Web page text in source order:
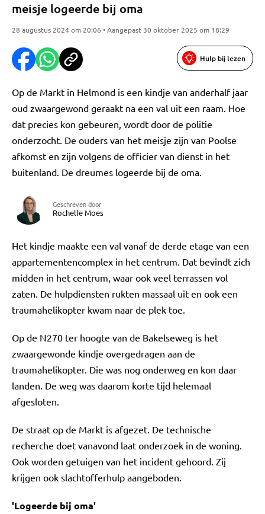
meisje logeerde bij oma
28 augustus 2024 om 20:06 • Aangepast 30 oktober 2025 om 18:29
Hulp bij lezen
Op de Markt in Helmond is een kindje van anderhalf jaar
oud zwaargewond geraakt na een val uit een raam. Hoe
dat precies kon gebeuren, wordt door de politie
onderzocht. De ouders van het meisje zijn van Poolse
afkomst en zijn volgens de officier van dienst in het
buitenland. De dreumes logeerde bij de oma.
Geschreven door
Rochelle Moes
Het kindje maakte een val vanaf de derde etage van een
appartementencomplex in het centrum. Dat bevindt zich
midden in het centrum, waar ook veel terrassen vol
zaten. De hulpdiensten rukten massaal uit en ook een
traumahelikopter kwam naar de plek toe.
Op de N270 ter hoogte van de Bakelseweg is het
zwaargewonde kindje overgedragen aan de
traumahelikopter. Die was nog onderweg en kon daar
landen. De weg was daarom korte tijd helemaal
afgesloten.
De straat op de Markt is afgezet. De technische
recherche doet vanavond laat onderzoek in de woning.
Ook worden getuigen van het incident gehoord. Zij
krijgen ook slachtofferhulp aangeboden.
'Logeerde bij oma'